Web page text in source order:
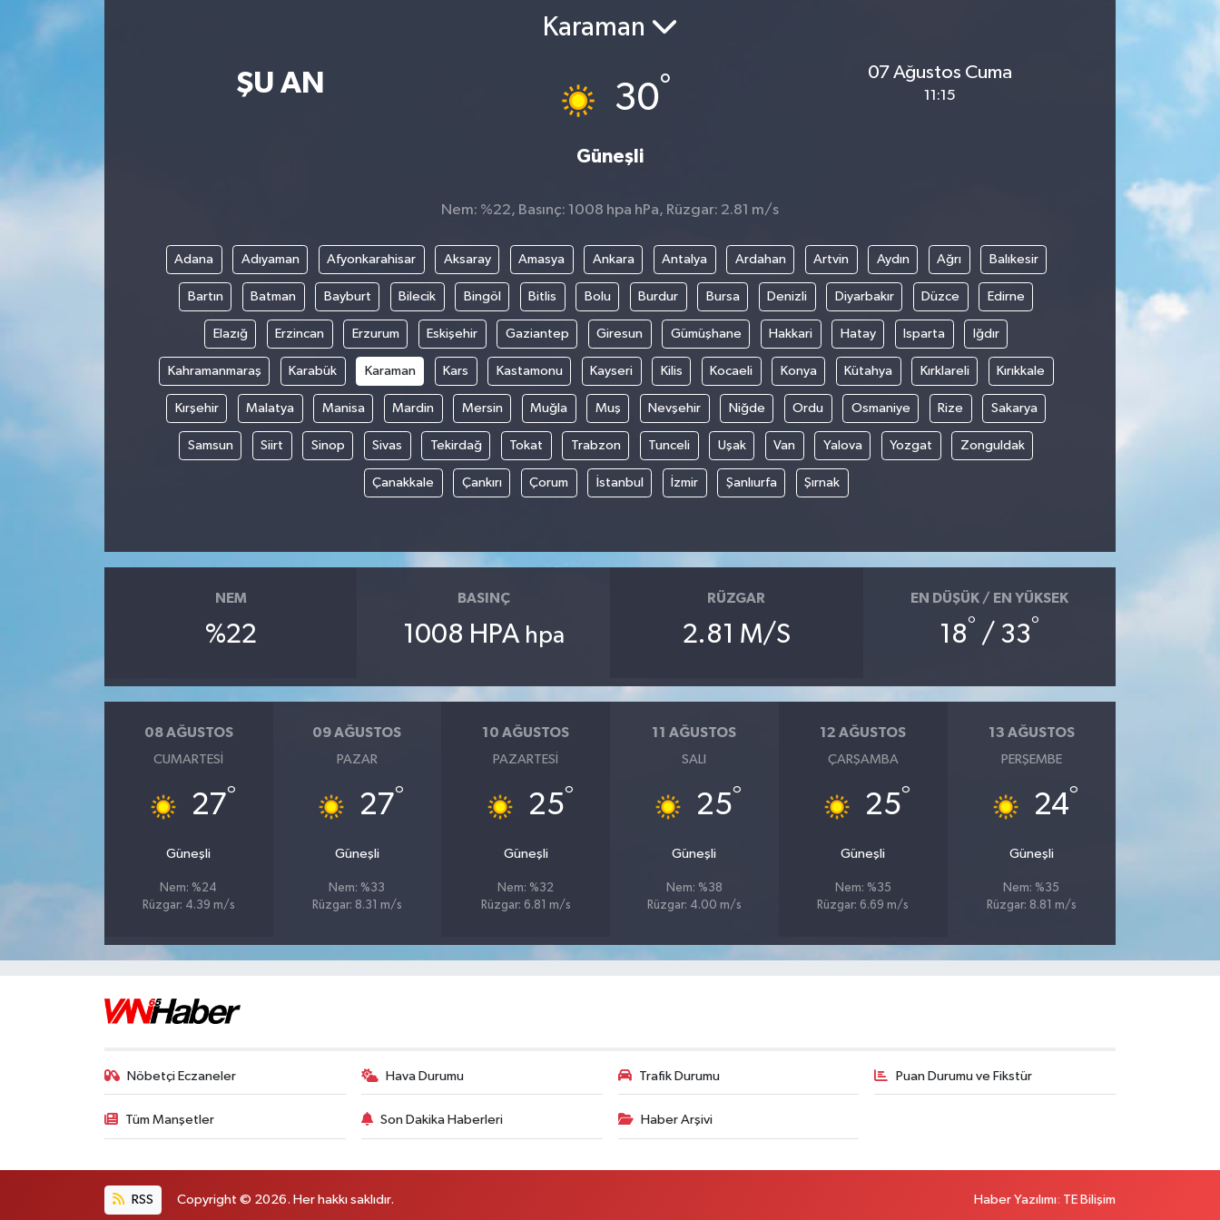
ŞU AN
Karaman
30°
Güneşli
07 Ağustos Cuma
11:15
Nem: %22, Basınç: 1008 hpa hPa, Rüzgar: 2.81 m/s
Adana Adıyaman Afyonkarahisar Aksaray Amasya Ankara Antalya Ardahan Artvin Aydın Ağrı Balıkesir
Bartın Batman Bayburt Bilecik Bingöl Bitlis Bolu Burdur Bursa Denizli Diyarbakır Düzce Edirne
Elazığ Erzincan Erzurum Eskişehir Gaziantep Giresun Gümüşhane Hakkari Hatay Isparta Iğdır
Kahramanmaraş Karabük Karaman Kars Kastamonu Kayseri Kilis Kocaeli Konya Kütahya Kırklareli Kırıkkale
Kırşehir Malatya Manisa Mardin Mersin Muğla Muş Nevşehir Niğde Ordu Osmaniye Rize Sakarya
Samsun Siirt Sinop Sivas Tekirdağ Tokat Trabzon Tunceli Uşak Van Yalova Yozgat Zonguldak
Çanakkale Çankırı Çorum İstanbul İzmir Şanlıurfa Şırnak
NEM
%22
BASINÇ
1008 HPA hpa
RÜZGAR
2.81 M/S
EN DÜŞÜK / EN YÜKSEK
18° / 33°
08 AĞUSTOS
CUMARTESI
27°
Güneşli
Nem: %24
Rüzgar: 4.39 m/s
09 AĞUSTOS
PAZAR
27°
Güneşli
Nem: %33
Rüzgar: 8.31 m/s
10 AĞUSTOS
PAZARTESI
25°
Güneşli
Nem: %32
Rüzgar: 6.81 m/s
11 AĞUSTOS
SALI
25°
Güneşli
Nem: %38
Rüzgar: 4.00 m/s
12 AĞUSTOS
ÇARŞAMBA
25°
Güneşli
Nem: %35
Rüzgar: 6.69 m/s
13 AĞUSTOS
PERŞEMBE
24°
Güneşli
Nem: %35
Rüzgar: 8.81 m/s
Nöbetçi Eczaneler Hava Durumu Trafik Durumu Puan Durumu ve Fikstür
Tüm Manşetler Son Dakika Haberleri Haber Arşivi
RSS Copyright © 2026. Her hakkı saklıdır. Haber Yazılımı: TE Bilişim